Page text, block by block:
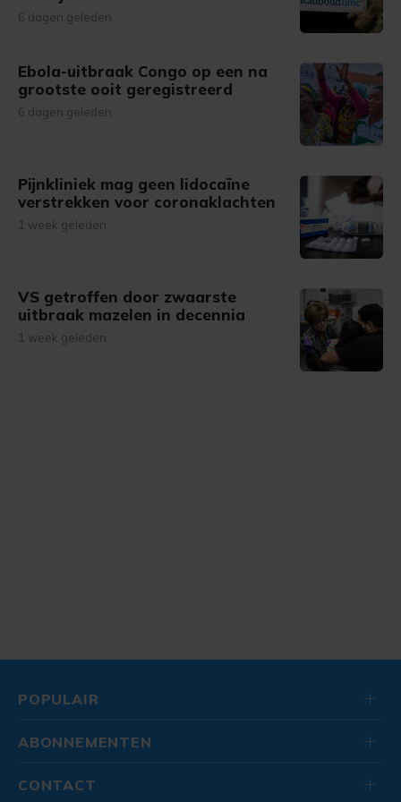
6 dagen geleden
Ebola-uitbraak Congo op een na
grootste ooit geregistreerd
6 dagen geleden
Pijnkliniek mag geen lidocaïne
verstrekken voor coronaklachten
1 week geleden
VS getroffen door zwaarste
uitbraak mazelen in decennia
1 week geleden
POPULAIR
ABONNEMENTEN
CONTACT